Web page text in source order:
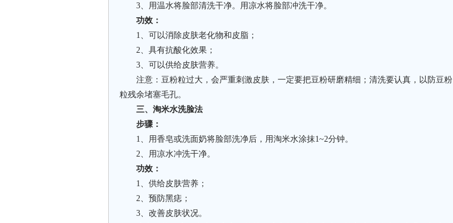
3、用温水将脸部清洗干净。用凉水将脸部冲洗干净。
功效：
1、可以消除皮肤老化物和皮脂；
2、具有抗酸化效果；
3、可以供给皮肤营养。
注意：豆粉粒过大，会严重刺激皮肤，一定要把豆粉研磨精细；清洗要认真，以防豆粉
粒残余堵塞毛孔。
三、淘米水洗脸法
步骤：
1、用香皂或洗面奶将脸部洗净后，用淘米水涂抹1~2分钟。
2、用凉水冲洗干净。
功效：
1、供给皮肤营养；
2、预防黑痣；
3、改善皮肤状况。